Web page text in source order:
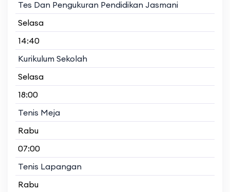
Tes Dan Pengukuran Pendidikan Jasmani
Selasa
14:40
Kurikulum Sekolah
Selasa
18:00
Tenis Meja
Rabu
07:00
Tenis Lapangan
Rabu